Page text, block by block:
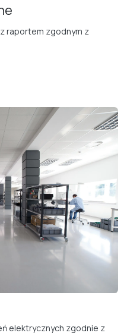
raportem zgodnym z
elektrycznych zgodnie z